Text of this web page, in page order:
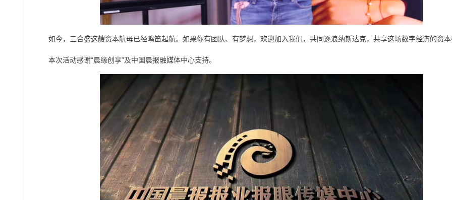
如今，三合盛这艘资本航母已经鸣笛起航。如果你有团队、有梦想，欢迎加入我们，共同逐浪纳斯达克，共享这场数字经济的资
本次活动感谢“晨缘创享”及中国晨报融媒体中心支持。